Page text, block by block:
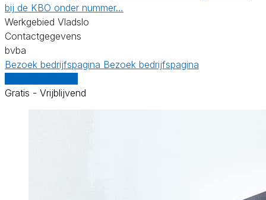
bij de KBO onder nummer…
Werkgebied Vladslo
Contactgegevens
bvba
Bezoek bedrijfspagina Bezoek bedrijfspagina
Gratis - Vrijblijvend